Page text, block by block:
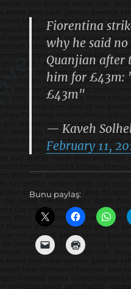
Fiorentina
why he said
Quanjian after
him for £43m:
£43m"
— Kaveh
February 11,
Bunu paylaş: